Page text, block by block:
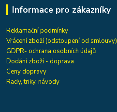
Informace pro zákazníky
Reklamační podmínky
Vrácení zboží (odstoupení od smlouvy)
GDPR- ochrana osobních údajů
Dodání zboží - doprava
Ceny dopravy
Rady, triky, návody